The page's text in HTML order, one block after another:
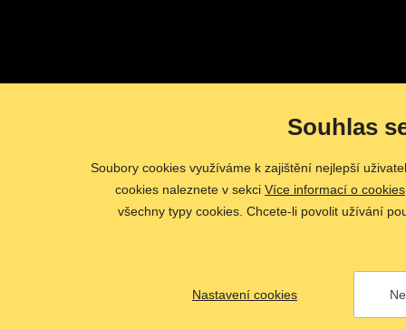
Souhlas
Soubory cookies využíváme k zajištění nejlepší
cookies naleznete v sekci Více informací o cookies
všechny typy cookies. Chcete-li povolit užívání
Nastavení cookies